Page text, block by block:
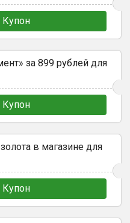
за 899 рублей для
в магазине для